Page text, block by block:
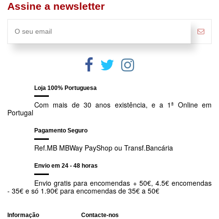
5
PESO DA GATA (KG)
7
Rácio proteína animal-vegetal
95/05
Gordura
Celulose bruta
4 %
Cálcio
Fósforo
Assine a newsletter
Loja 100% Portuguesa
Com mais de 30 anos existência, e a 1ª Online em
Portugal
Pagamento Seguro
Ref.MB MBWay PayShop ou Transf.Bancária
Envio em 24 - 48 horas
Envio gratis para encomendas + 50€, 4.5€ encomendas
- 35€ e só 1.90€ para encomendas de 35€ a 50€
Informação Contacte-nos